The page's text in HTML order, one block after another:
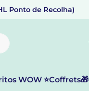
Ponto de Recolha)
WOW ⭐Coffrets🎁